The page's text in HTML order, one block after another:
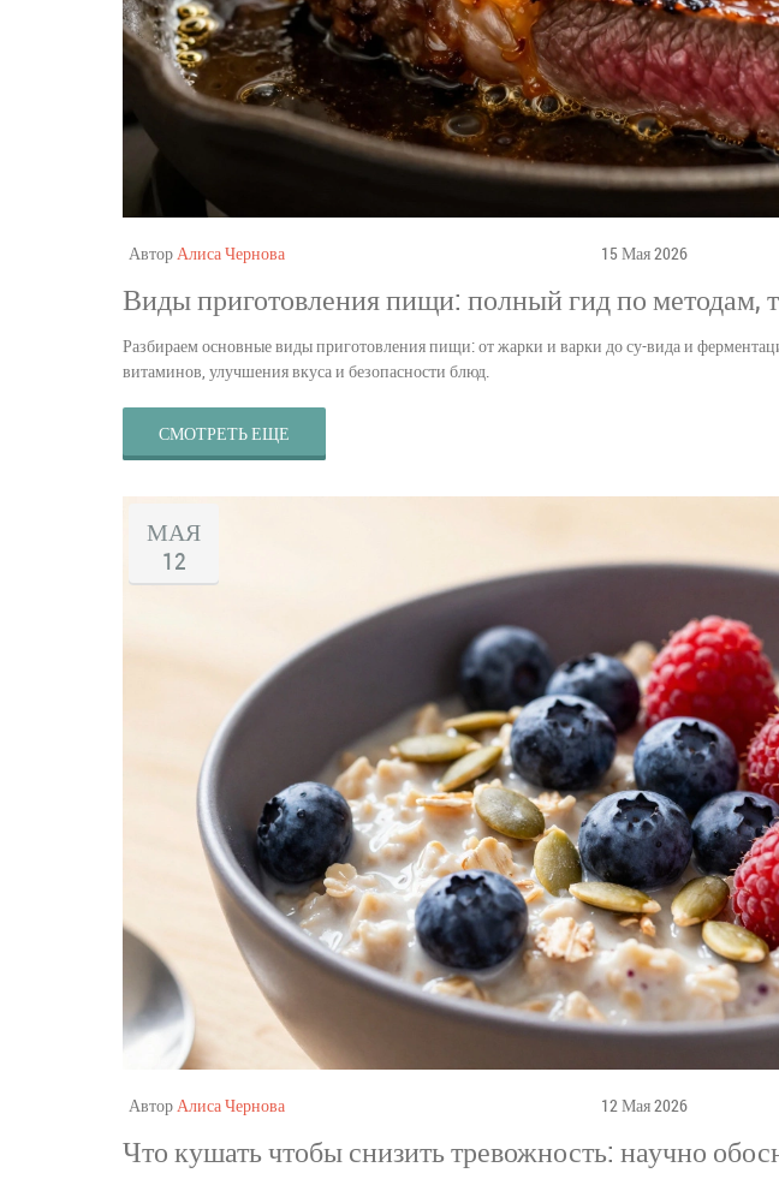
АвторАлиса Чернова 15 Мая 2026
Виды приготовления пищи: полный гид по методам,
Разбираем основные виды приготовления пищи: от жарки и варки до су-вида и
витаминов, улучшения вкуса и безопасности блюд.
СМОТРЕТЬ ЕЩЕ
МАЯ
12
АвторАлиса Чернова 12 Мая 2026
Что кушать чтобы снизить тревожность: научно